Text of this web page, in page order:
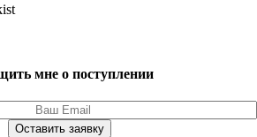
мне о поступлении
Оставить заявку